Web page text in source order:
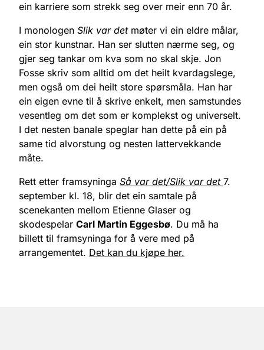
ein karriere som strekk seg over meir enn 70 år.
I monologen Slik var det møter vi ein eldre målar,
ein stor kunstnar. Han ser slutten nærme seg, og
gjer seg tankar om kva som no skal skje. Jon
Fosse skriv som alltid om det heilt kvardagslege,
men også om dei heilt store spørsmåla. Han har
ein eigen evne til å skrive enkelt, men samstundes
vesentleg om det som er komplekst og universelt.
I det nesten banale speglar han dette på ein på
same tid alvorstung og nesten lattervekkande
måte.
Rett etter framsyninga Så var det/Slik var det 7.
september kl. 18, blir det ein samtale på
scenekanten mellom Etienne Glaser og
skodespelar Carl Martin Eggesbø. Du må ha
billett til framsyninga for å vere med på
arrangementet. Det kan du kjøpe her.